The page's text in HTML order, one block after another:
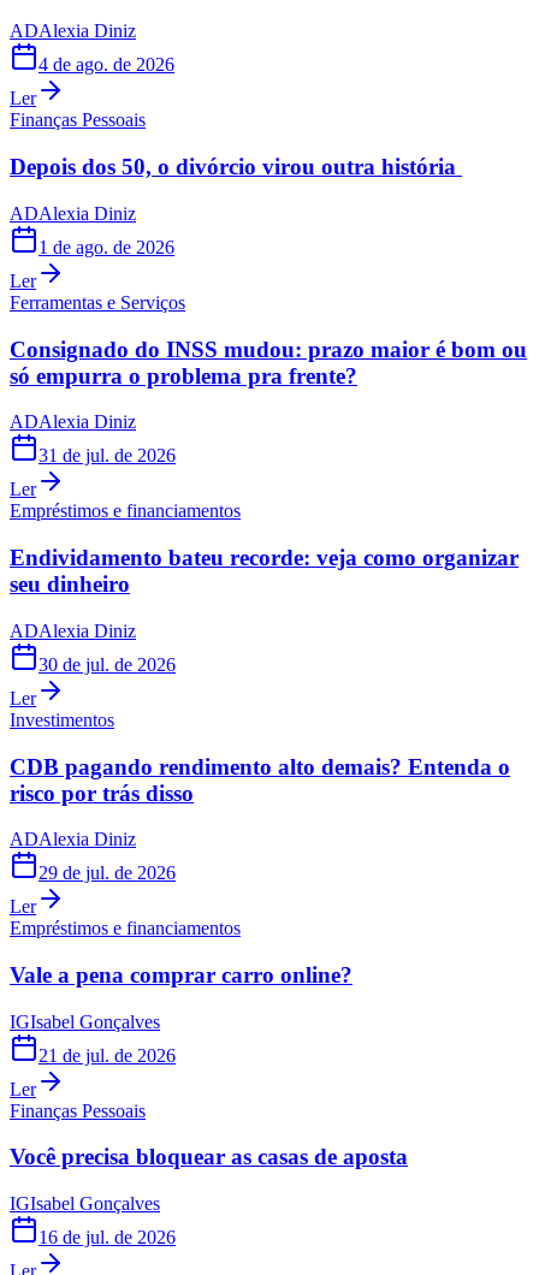
ADAlexia Diniz
4 de ago. de 2026
Ler
Finanças Pessoais
Depois dos 50, o divórcio virou outra história
ADAlexia Diniz
1 de ago. de 2026
Ler
Ferramentas e Serviços
Consignado do INSS mudou: prazo maior é bom ou
só empurra o problema pra frente?
ADAlexia Diniz
31 de jul. de 2026
Ler
Empréstimos e financiamentos
Endividamento bateu recorde: veja como organizar
seu dinheiro
ADAlexia Diniz
30 de jul. de 2026
Ler
Investimentos
CDB pagando rendimento alto demais? Entenda o
risco por trás disso
ADAlexia Diniz
29 de jul. de 2026
Ler
Empréstimos e financiamentos
Vale a pena comprar carro online?
IGIsabel Gonçalves
21 de jul. de 2026
Ler
Finanças Pessoais
Você precisa bloquear as casas de aposta
IGIsabel Gonçalves
16 de jul. de 2026
Ler